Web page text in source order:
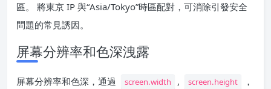
區。 將東京 IP 與“Asia/Tokyo”時區配對，可消除引發安全
問題的常見誘因。
屏幕分辨率和色深洩露
屏幕分辨率和色深，通過 screen.width , screen.height ，